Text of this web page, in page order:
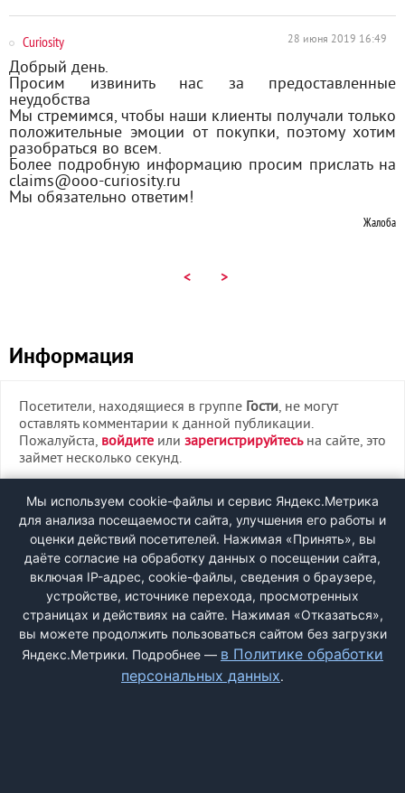
Curiosity 28 июня 2019 16:49
Добрый день.
Просим извинить нас за предоставленные
неудобства
Мы стремимся, чтобы наши клиенты получали только
положительные эмоции от покупки, поэтому хотим
разобраться во всем.
Более подробную информацию просим прислать на
claims@ooo-curiosity.ru
Мы обязательно ответим!
Жалоба
< >
Информация
Посетители, находящиеся в группе Гости, не могут
оставлять комментарии к данной публикации.
Пожалуйста, войдите или зарегистрируйтесьна сайте, это
займет несколько секунд.
ВХОД
РЕГИСТРАЦИЯ
Быстрая регистрациячерез соцсети:
Мы используем cookie-файлы и сервис Яндекс.Метрика
для анализа посещаемости сайта, улучшения его работы и
оценки действий посетителей. Нажимая «Принять», вы
даёте согласие на обработку данных о посещении сайта,
включая IP-адрес, cookie-файлы, сведения о браузере,
устройстве, источнике перехода, просмотренных
страницах и действиях на сайте. Нажимая «Отказаться»,
вы можете продолжить пользоваться сайтом без загрузки
Яндекс.Метрики. Подробнее — в Политике обработки
персональных данных.